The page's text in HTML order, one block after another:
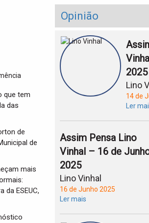
que tem
das
de
de
mais
ESEUC,
Opinião
2025
Lino
14 de
Ler
Assim Pensa Lino
Vinhal – 16 de
2025
Lino Vinhal
16 de Junho 2025
Ler mais